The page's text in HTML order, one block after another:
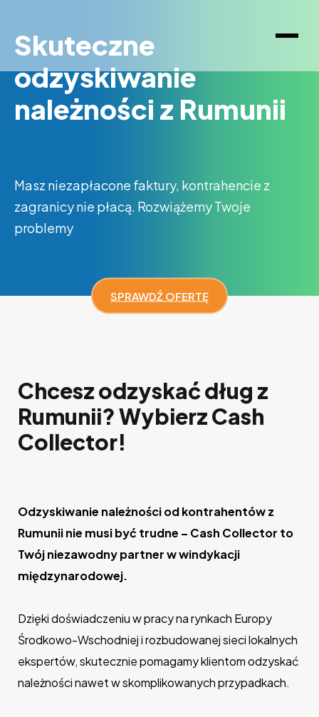
Skuteczne
odzyskiwanie
należności z Rumunii
Masz niezapłacone faktury, kontrahencie z
zagranicy nie płacą. Rozwiążemy Twoje
problemy
SPRAWDŹ OFERTĘ
Chcesz odzyskać dług z
Rumunii? Wybierz Cash
Collector!
Odzyskiwanie należności od kontrahentów z
Rumunii nie musi być trudne – Cash Collector to
Twój niezawodny partner w windykacji
międzynarodowej.
Dzięki doświadczeniu w pracy na rynkach Europy
Środkowo-Wschodniej i rozbudowanej sieci lokalnych
ekspertów, skutecznie pomagamy klientom odzyskać
należności nawet w skomplikowanych przypadkach.